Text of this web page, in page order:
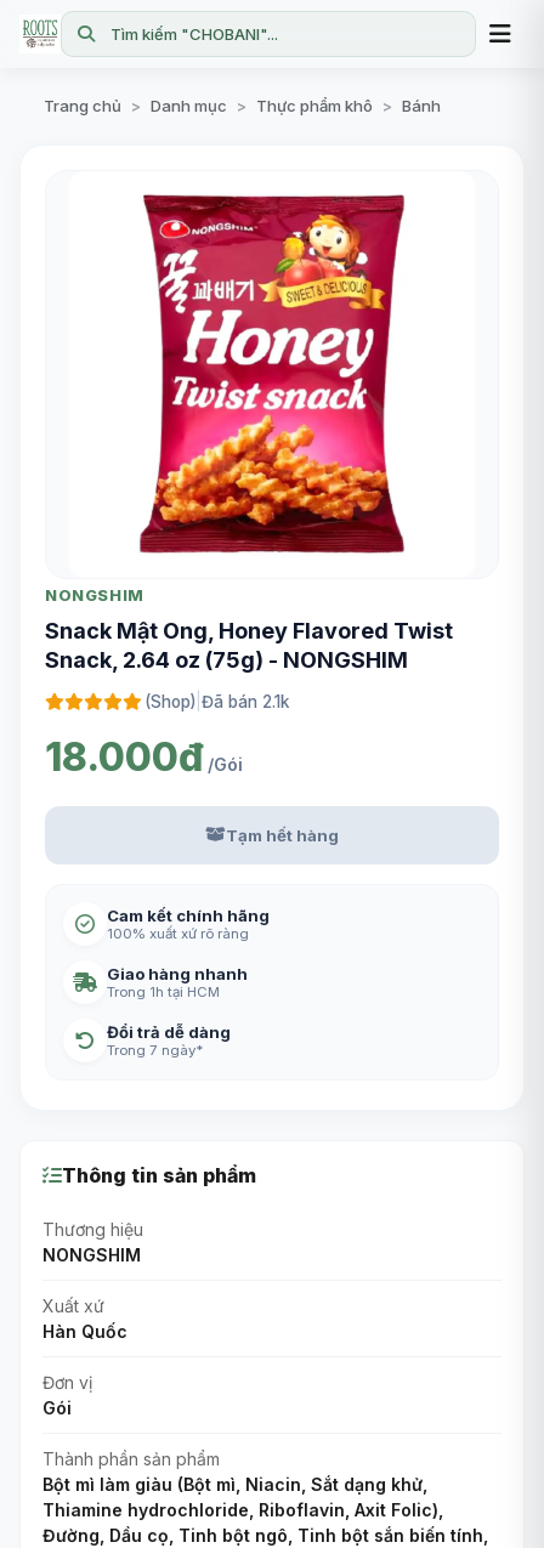
Tìm kiếm "CHOBANI"...
Trang chủ > Danh mục > Thực phẩm khô > Bánh
NONGSHIM
Snack Mật Ong, Honey Flavored Twist
Snack, 2.64 oz (75g) - NONGSHIM
(Shop) Đã bán 2.1k
18.000đ /Gói
Tạm hết hàng
Cam kết chính hãng
100% xuất xứ rõ ràng
Giao hàng nhanh
Trong 1h tại HCM
Đổi trả dễ dàng
Trong 7 ngày*
Thông tin sản phẩm
Thương hiệu
NONGSHIM
Xuất xứ
Hàn Quốc
Đơn vị
Gói
Thành phần sản phẩm
Bột mì làm giàu (Bột mì, Niacin, Sắt dạng khử,
Thiamine hydrochloride, Riboflavin, Axit Folic),
Đường, Dầu cọ, Tinh bột ngô, Tinh bột sắn biến tính,